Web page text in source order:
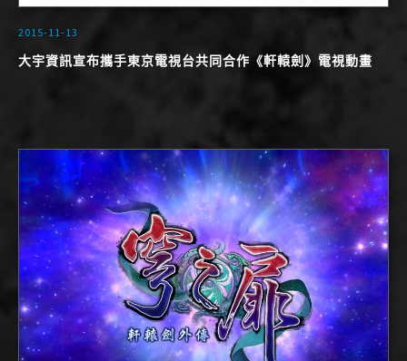
2015-11-13
大宇資訊宣布攜手東京電視台共同合作《軒轅劍》電視動畫